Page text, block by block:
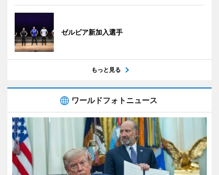
ゼルビア新加入選手
もっと見る
ワールドフォトニュース